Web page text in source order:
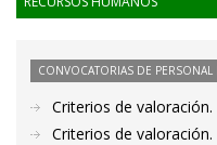
CONVOCATORIAS DE PERSONAL
Criterios de
Criterios de